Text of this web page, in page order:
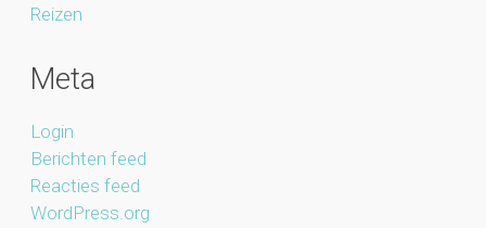
Reizen
Meta
Login
Berichten feed
Reacties feed
WordPress.org